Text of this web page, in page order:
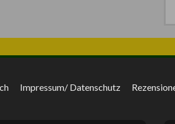
Impressum/ Datenschutz